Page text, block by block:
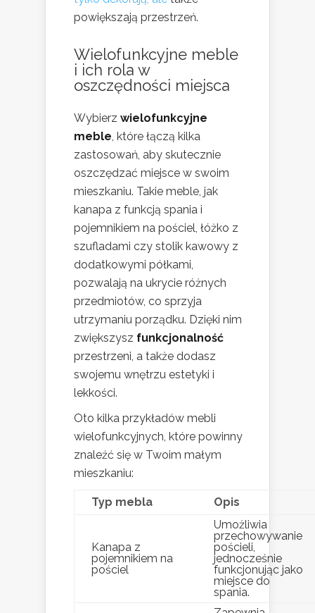
powiększają przestrzeń.
Wielofunkcyjne meble
i ich rola w
oszczędności miejsca
Wybierz wielofunkcyjne
meble, które łączą kilka
zastosowań, aby skutecznie
oszczędzać miejsce w swoim
mieszkaniu. Takie meble, jak
kanapa z funkcją spania i
pojemnikiem na pościel, łóżko z
szufladami czy stolik kawowy z
dodatkowymi półkami,
pozwalają na ukrycie różnych
przedmiotów, co sprzyja
utrzymaniu porządku. Dzięki nim
zwiększysz funkcjonalność
przestrzeni, a także dodasz
swojemu wnętrzu estetyki i
lekkości.
Oto kilka przykładów mebli
wielofunkcyjnych, które powinny
znaleźć się w Twoim małym
mieszkaniu:
Typ mebla Opis
Kanapa z
pojemnikiem na
pościel
Umożliwia
przechowywanie
pościeli,
jednocześnie
funkcjonując jako
miejsce do
spania.